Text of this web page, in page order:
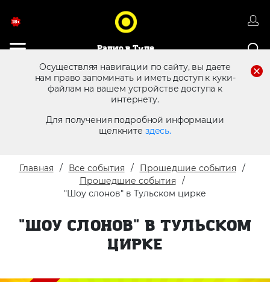
Радио в Туле
Осуществляя навигации по сайту, вы даете
нам право запоминать и иметь доступ к куки-
файлам на вашем устройстве доступа к
интернету.
Для получения подробной информации
щелкните здесь.
8 (4872) 250 470 Реклама в эфире
Главная Все события
Прошедшие события
Прошедшие события
"Шоу слонов" в Тульском цирке
"ШОУ СЛОНОВ" В ТУЛЬСКОМ
ЦИРКЕ